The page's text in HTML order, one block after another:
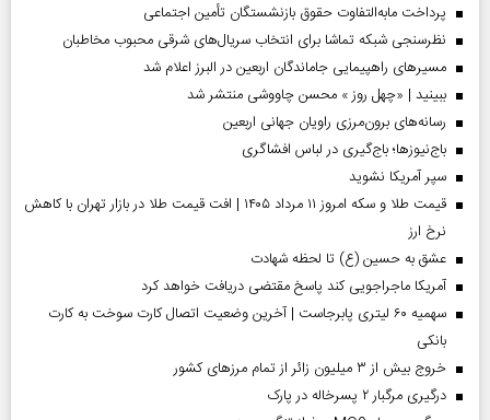
پرداخت مابه‌التفاوت حقوق بازنشستگان تأمین اجتماعی
نظرسنجی شبکه تماشا برای انتخاب سریال‌های شرقی محبوب مخاطبان
مسیر‌های راهپیمایی جاماندگان اربعین در البرز اعلام شد
ببینید | «چهل روز » محسن چاووشی منتشر شد
رسانه‌های برون‌مرزی راویان جهانی اربعین
باج‌نیوزها؛ باج‌گیری در لباس افشاگری
سپر آمریکا نشوید
قیمت طلا و سکه امروز ۱۱ مرداد ۱۴۰۵ | افت قیمت طلا در بازار تهران با کاهش
نرخ ارز
عشق به حسین (ع) تا لحظه شهادت
آمریکا ماجراجویی کند پاسخ مقتضی دریافت خواهد کرد
سهمیه ۶۰ لیتری پابرجاست | آخرین وضعیت اتصال کارت سوخت به کارت
بانکی
خروج بیش از ۳ میلیون زائر از تمام مرز‌های کشور
درگیری مرگبار ۲ پسرخاله در پارک